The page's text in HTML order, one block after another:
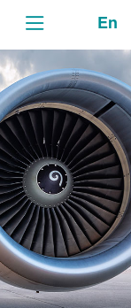
En